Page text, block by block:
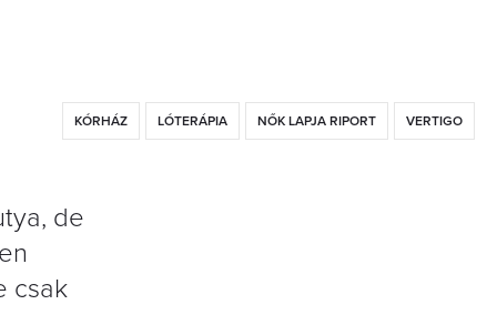
KÓRHÁZ LÓTERÁPIA NŐK LAPJA RIPORT VERTIGO
de
csak